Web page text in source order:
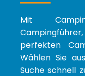
Mit
perfekten
Wählen Sie
Suche schnell